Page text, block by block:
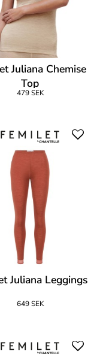
Juliana Chemise
Top
479 SEK
Juliana Leggings
649 SEK